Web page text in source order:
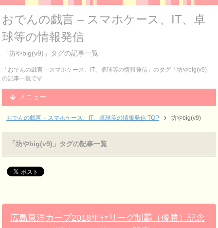
おでんの戯言 – スマホケース、IT、卓
球等の情報発信
「坊やbig(v9)」タグの記事一覧
「おでんの戯言 – スマホケース、IT、卓球等の情報発信」のタグ「坊やbig(v9)」
の記事一覧です
メニュー
おでんの戯言 – スマホケース、IT、卓球等の情報発信 TOP 坊やbig(v9)
「坊やbig(v9)」タグの記事一覧
広島東洋カープ2018年セリーグ制覇（優勝）記念